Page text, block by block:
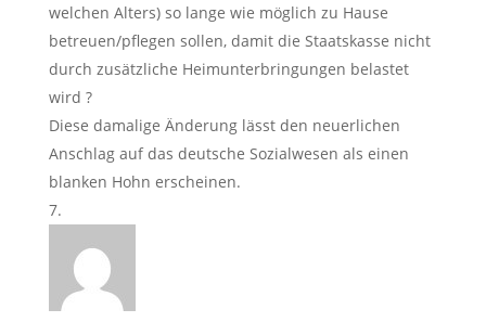
welchen Alters) so lange wie möglich zu Hause
betreuen/pflegen sollen, damit die Staatskasse nicht
durch zusätzliche Heimunterbringungen belastet
wird ?
Diese damalige Änderung lässt den neuerlichen
Anschlag auf das deutsche Sozialwesen als einen
blanken Hohn erscheinen.